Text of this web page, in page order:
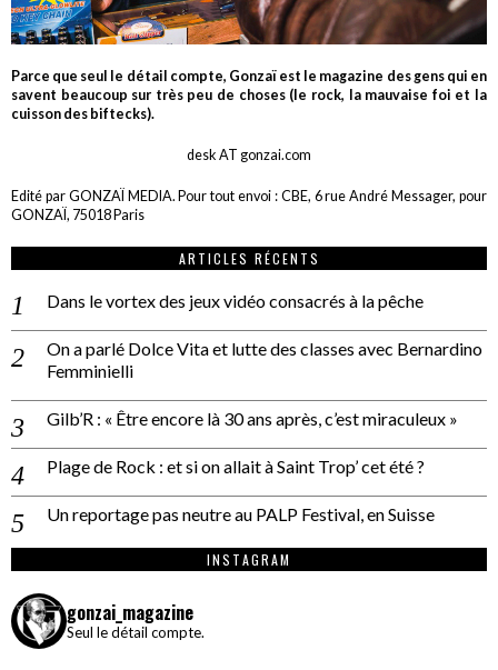
Parce que seul le détail compte, Gonzaï est le magazine des gens qui en
savent beaucoup sur très peu de choses (le rock, la mauvaise foi et la
cuisson des biftecks).
desk AT gonzai.com
Edité par GONZAÏ MEDIA. Pour tout envoi : CBE, 6 rue André Messager, pour
GONZAÏ, 75018 Paris
ARTICLES RÉCENTS
Dans le vortex des jeux vidéo consacrés à la pêche
On a parlé Dolce Vita et lutte des classes avec Bernardino
Femminielli
Gilb’R : « Être encore là 30 ans après, c’est miraculeux »
Plage de Rock : et si on allait à Saint Trop’ cet été ?
Un reportage pas neutre au PALP Festival, en Suisse
INSTAGRAM
gonzai_magazine
Seul le détail compte.